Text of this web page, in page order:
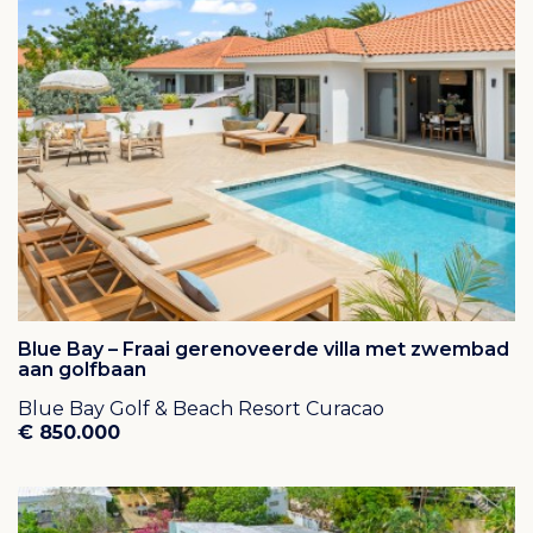
passaatwind en diverse holes waarbij u over of net
naast de Caribische zee uw afslag maakt. Omdat het
weer op Curacao altijd goed is, is de golfbaan het
gehele jaar geopend. De baan heeft een mooie
driving range en putting green, een pro-shop met
uitgebreid assortiment en een prachtig clubhuis in het
monumentale "Landhuis Blaauw".
Geniet van het prachtige strand op Blue Bay Beach
Van palmbomen, azuurblauw water en tropische
temperaturen kun je genieten op het onberispelijk
onderhouden Blue Bay Beach. Het biedt veel
douches, bad- en kleedruimtes, een speeltuin en vele
helderblauwe water van de baai en de tropische
temperaturen zorgen ervoor dat elke dag een
Blue Bay – Fraai gerenoveerde villa met zwembad
aan golfbaan
Blue Bay Golf & Beach Resort Curacao
€ 850.000